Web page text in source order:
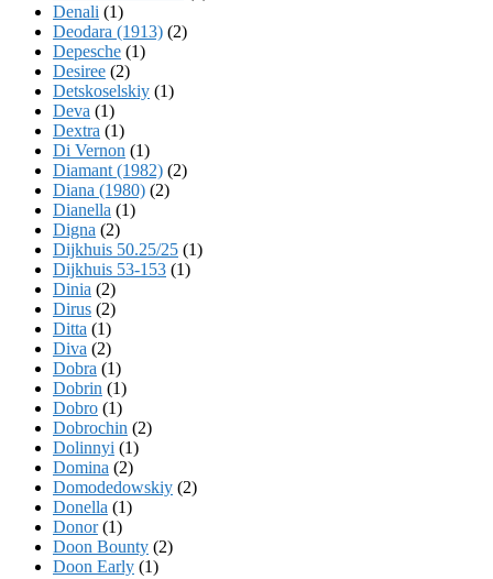
Denali (1)
Deodara (1913) (2)
Depesche (1)
Desiree (2)
Detskoselskiy (1)
Deva (1)
Dextra (1)
Di Vernon (1)
Diamant (1982) (2)
Diana (1980) (2)
Dianella (1)
Digna (2)
Dijkhuis 50.25/25 (1)
Dijkhuis 53-153 (1)
Dinia (2)
Dirus (2)
Ditta (1)
Diva (2)
Dobra (1)
Dobrin (1)
Dobro (1)
Dobrochin (2)
Dolinnyi (1)
Domina (2)
Domodedowskiy (2)
Donella (1)
Donor(1)
Doon Bounty (2)
Doon Early (1)